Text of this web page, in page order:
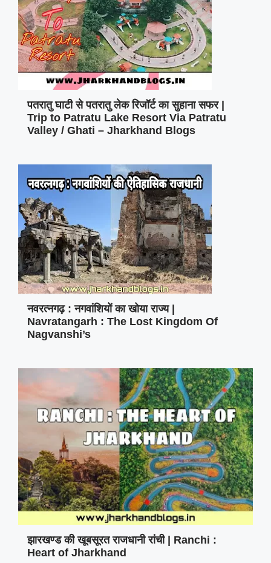
पतरातु घाटी से पतरातु लेक रिजॉर्ट का सुहाना सफर |
Trip to Patratu Lake Resort Via Patratu
Valley / Ghati – Jharkhand Blogs
नवरत्नगढ़ : नगवांशियों का खोया राज्य |
Navratangarh : The Lost Kingdom Of
Nagvanshi’s
झारखण्ड की खूबसूरत राजधानी रांची | Ranchi :
Heart of Jharkhand